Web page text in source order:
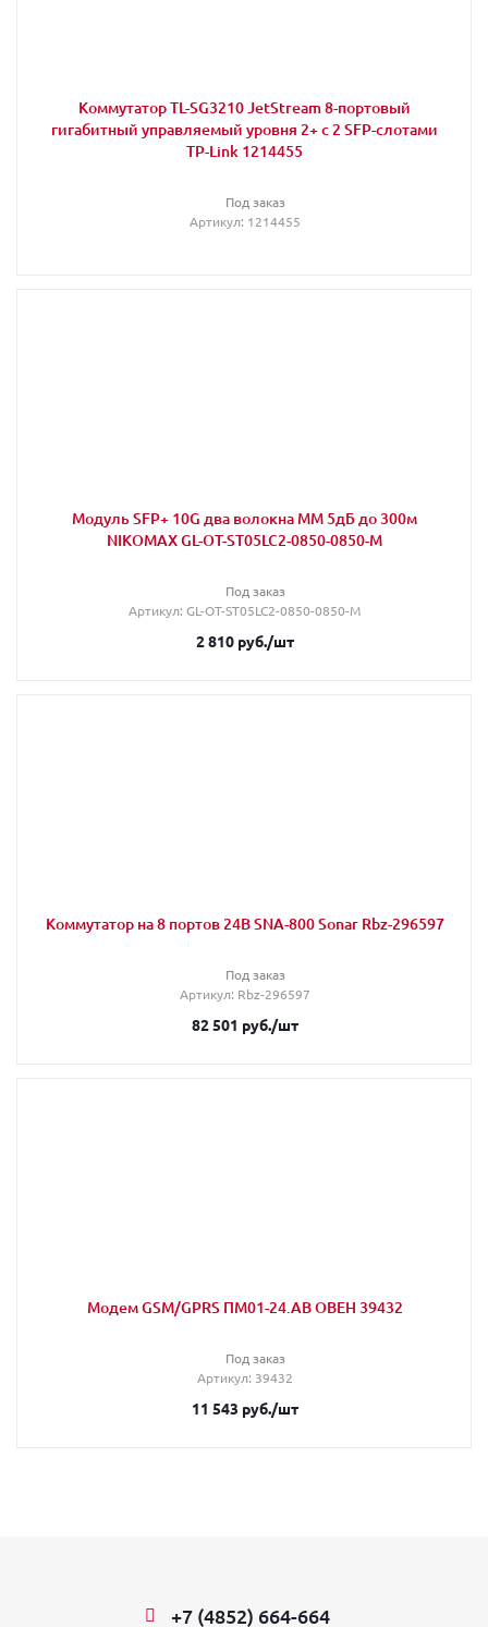
Коммутатор TL-SG3210 JetStream 8-портовый
гигабитный управляемый уровня 2+ с 2 SFP-слотами
TP-Link 1214455
Под заказ
Артикул: 1214455
Модуль SFP+ 10G два волокна MM 5дБ до 300м
NIKOMAX GL-OT-ST05LC2-0850-0850-M
Под заказ
Артикул: GL-OT-ST05LC2-0850-0850-M
2 810руб./шт
Коммутатор на 8 портов 24В SNA-800 Sonar Rbz-296597
Под заказ
Артикул: Rbz-296597
82 501 руб./шт
Модем GSM/GPRS ПМ01-24.АВ ОВЕН 39432
Под заказ
Артикул: 39432
11 543 руб./шт
+7 (4852) 664-664